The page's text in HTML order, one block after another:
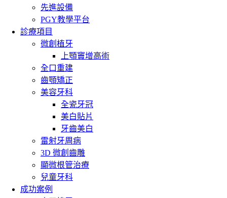
先進設備
PGY教學平台
診療項目
微創植牙
上顎竇增高術
全口重建
齒顎矯正
美容牙科
全瓷牙冠
美白貼片
牙齒美白
雷射牙周病
3D 微創齒雕
顯微根管治療
兒童牙科
成功案例